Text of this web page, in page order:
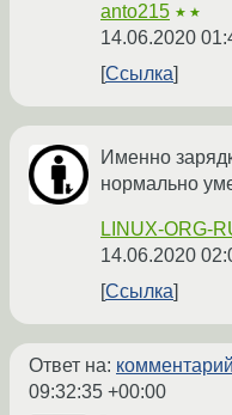
anto215 ★★
14.06.2020
Ссылка
Именно
нормально
LINUX-ORG-
14.06.2020
Ссылка
Ответ на: комментарий
09:32:35 +00:00